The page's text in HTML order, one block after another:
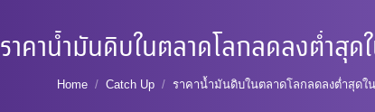
ราคาน้ำมันดิบในตลาดโลกลดลงต่ำสุ
You are here:
Home Catch Up ราคาน้ำมันดิบในตลาดโลกลดลงต่ำสุดใ